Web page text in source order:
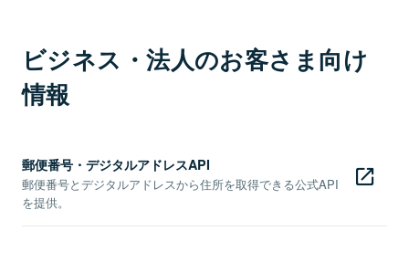
ビジネス・法人のお客さま向け
情報
郵便番号・デジタルアドレスAPI
郵便番号とデジタルアドレスから住所を取得できる公式API
を提供。